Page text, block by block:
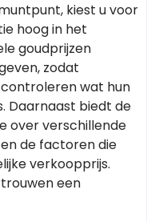
kiest u voor
hoog in het
goudprijzen
zodat
wat hun
Daarnaast biedt de
over verschillende
de factoren die
verkoopprijs.
een